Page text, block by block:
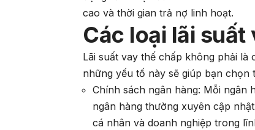
cao và thời gian trả nợ linh hoạt.
Các loại lãi
Lãi suất vay thế chấp không phải
những yếu tố này sẽ giúp bạn chọn
Chính sách ngân hàng: Mỗi ngân
ngân hàng thường xuyên cập
cá nhân và doanh nghiệp trong